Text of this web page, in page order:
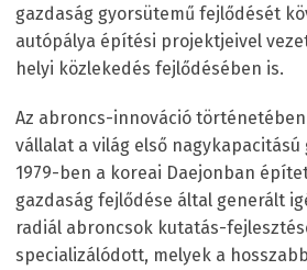
gazdaság gyorsütemű fejlődését
autópálya építési projektjeivel
helyi közlekedés fejlődésében is.
Az abroncs-innováció
vállalat a világ első
1979-ben a koreai Daejonban
gazdaság fejlődése által generált
radiál abroncsok kutatás-
specializálódott, melyek a